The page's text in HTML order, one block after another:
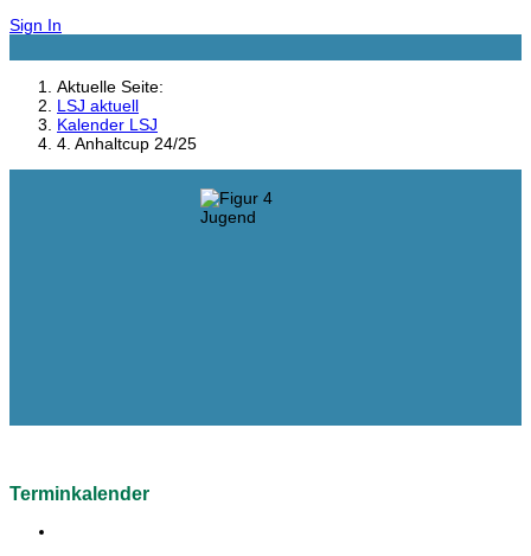
Sign In
Aktuelle Seite:
LSJ aktuell
Kalender LSJ
4. Anhaltcup 24/25
Terminkalender